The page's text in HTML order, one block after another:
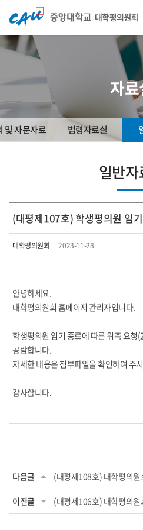
자
및 자문자료 법령자료실
일반자
(대평제107호) 학생평의원 임
대학평의원회 2023-11-28
안녕하세요.
대학평의원회 홈페이지 관리자입니다.
학생평의원 임기 종료에 따른 위촉 요청
공람합니다.
자세한 내용은 첨부파일을 확인하여 주
감사합니다.
다음글 (대평제108호) 대학평의
이전글 (대평제106호) 대학평의